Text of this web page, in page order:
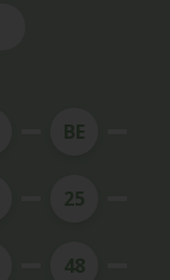
BE
25
48